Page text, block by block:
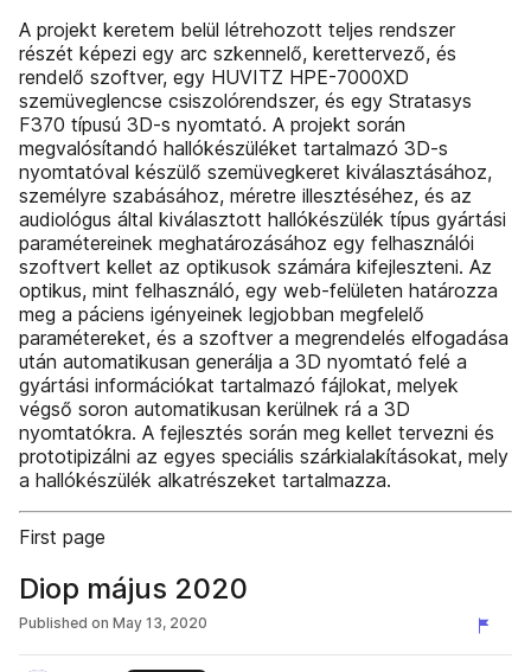
A projekt keretem belül létrehozott teljes rendszer
részét képezi egy arc szkennelő, kerettervező, és
rendelő szoftver, egy HUVITZ HPE-7000XD
szemüveglencse csiszolórendszer, és egy Stratasys
F370 típusú 3D-s nyomtató. A projekt során
megvalósítandó hallókészüléket tartalmazó 3D-s
nyomtatóval készülő szemüvegkeret kiválasztásához,
személyre szabásához, méretre illesztéséhez, és az
audiológus által kiválasztott hallókészülék típus gyártási
paramétereinek meghatározásához egy felhasználói
szoftvert kellet az optikusok számára kifejleszteni. Az
optikus, mint felhasználó, egy web-felületen határozza
meg a páciens igényeinek legjobban megfelelő
paramétereket, és a szoftver a megrendelés elfogadása
után automatikusan generálja a 3D nyomtató felé a
gyártási információkat tartalmazó fájlokat, melyek
végső soron automatikusan kerülnek rá a 3D
nyomtatókra. A fejlesztés során meg kellet tervezni és
prototipizálni az egyes speciális szárkialakításokat, mely
a hallókészülék alkatrészeket tartalmazza.
First page
Diop május 2020
Published on May 13, 2020